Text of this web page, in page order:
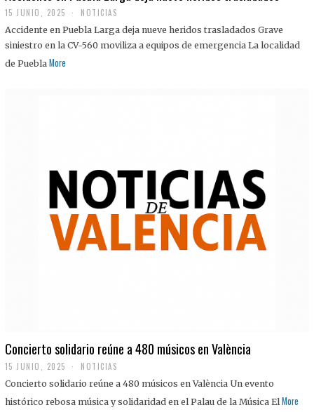
15 JUNIO, 2025 NOTICIAS
Accidente en Puebla Larga deja nueve heridos trasladados Grave
siniestro en la CV-560 moviliza a equipos de emergencia La localidad
de Puebla More
Concierto solidario reúne a 480 músicos en València
15 JUNIO, 2025 NOTICIAS
Concierto solidario reúne a 480 músicos en València Un evento
histórico rebosa música y solidaridad en el Palau de la Música El More